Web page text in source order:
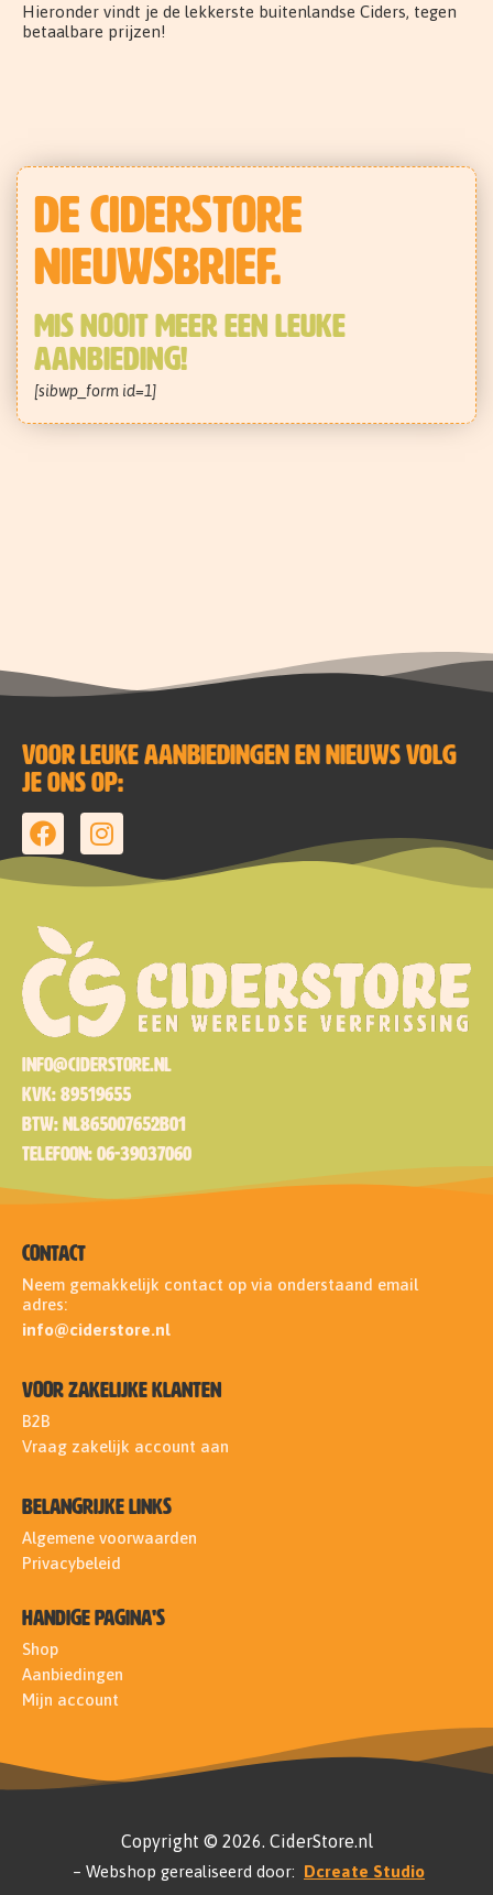
Hieronder vindt je de lekkerste buitenlandse Ciders, tegen
betaalbare prijzen!
De CiderStore
nieuwsbrief.
Mis nooit meer een leuke
aanbieding!
[sibwp_form id=1]
Voor leuke aanbiedingen en nieuws volg
je ons op:
info@ciderstore.nl
KvK: 89519655
BTW: NL865007652B01
Telefoon: 06-39037060
Contact
Neem gemakkelijk contact op via onderstaand email
adres:
info@ciderstore.nl
voor zakelijke klanten
B2B
Vraag zakelijk account aan
Belangrijke links
Algemene voorwaarden
Privacybeleid
Handige pagina's
Shop
Aanbiedingen
Mijn account
Copyright © 2026. CiderStore.nl
– Webshop gerealiseerd door: Dcreate Studio